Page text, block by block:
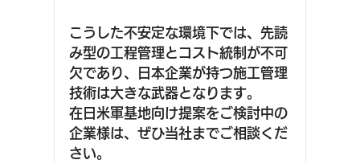
こうした不安定な環境下では、先読
み型の工程管理とコスト統制が不可
欠であり、日本企業が持つ施工管理
技術は大きな武器となります。
在日米軍基地向け提案をご検討中の
企業様は、ぜひ当社までご相談くだ
さい。